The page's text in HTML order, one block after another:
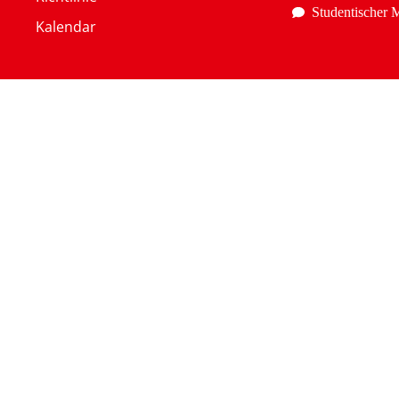
Kalendar
Studentischer